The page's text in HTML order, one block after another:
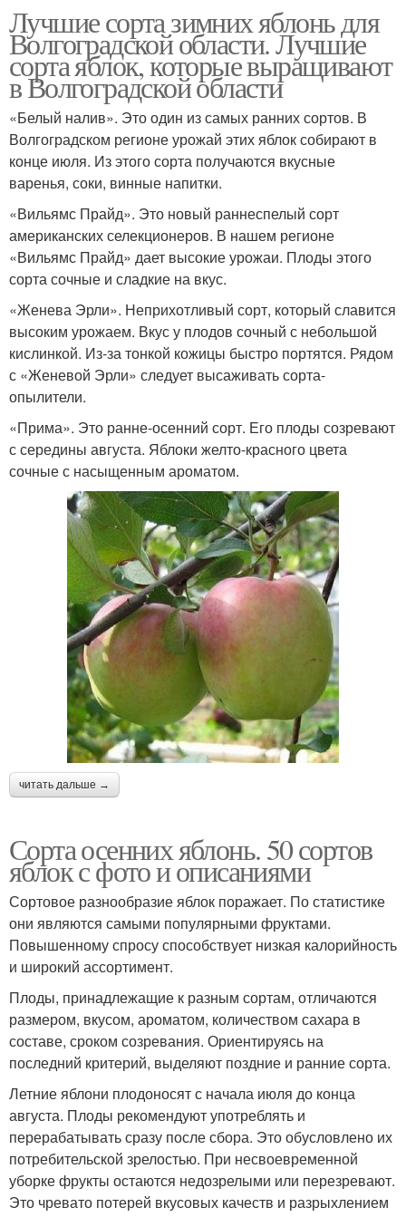
Лучшие сорта зимних яблонь для
Волгоградской области. Лучшие
сорта яблок, которые выращивают
в Волгоградской области
«Белый налив». Это один из самых ранних сортов. В
Волгоградском регионе урожай этих яблок собирают в
конце июля. Из этого сорта получаются вкусные
варенья, соки, винные напитки.
«Вильямс Прайд». Это новый раннеспелый сорт
американских селекционеров. В нашем регионе
«Вильямс Прайд» дает высокие урожаи. Плоды этого
сорта сочные и сладкие на вкус.
«Женева Эрли». Неприхотливый сорт, который славится
высоким урожаем. Вкус у плодов сочный с небольшой
кислинкой. Из-за тонкой кожицы быстро портятся. Рядом
с «Женевой Эрли» следует высаживать сорта-
опылители.
«Прима». Это ранне-осенний сорт. Его плоды созревают
с середины августа. Яблоки желто-красного цвета
сочные с насыщенным ароматом.
читать дальше →
Сорта осенних яблонь. 50 сортов
яблок с фото и описаниями
Сортовое разнообразие яблок поражает. По статистике
они являются самыми популярными фруктами.
Повышенному спросу способствует низкая калорийность
и широкий ассортимент.
Плоды, принадлежащие к разным сортам, отличаются
размером, вкусом, ароматом, количеством сахара в
составе, сроком созревания. Ориентируясь на
последний критерий, выделяют поздние и ранние сорта.
Летние яблони плодоносят с начала июля до конца
августа. Плоды рекомендуют употреблять и
перерабатывать сразу после сбора. Это обусловлено их
потребительской зрелостью. При несвоевременной
уборке фрукты остаются недозрелыми или перезревают.
Это чревато потерей вкусовых качеств и разрыхлением